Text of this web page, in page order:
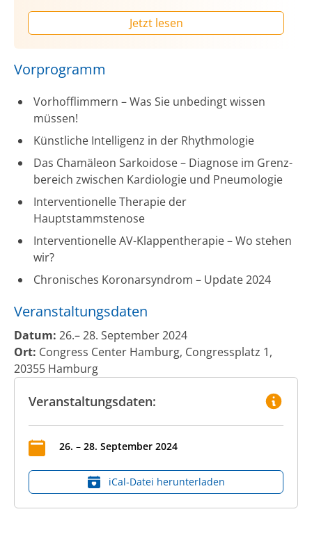
Veranstaltungsdaten:
26. – 28. September 2024
iCal‑Datei herunterladen
Jetzt lesen
Vorprogramm
Vorhofflimmern – Was Sie unbedingt wissen
müssen!
Künstliche Intelligenz in der Rhythmologie
Das Chamäleon Sarkoidose – Diagnose im Grenz-
bereich zwischen Kardiologie und Pneumologie
Interventionelle Therapie der
Hauptstammstenose
Interventionelle AV-Klappentherapie – Wo stehen
wir?
Chronisches Koronarsyndrom – Update 2024
Veranstaltungsdaten
Datum: 26.– 28. September 2024
Ort: Congress Center Hamburg, Congressplatz 1,
20355 Hamburg